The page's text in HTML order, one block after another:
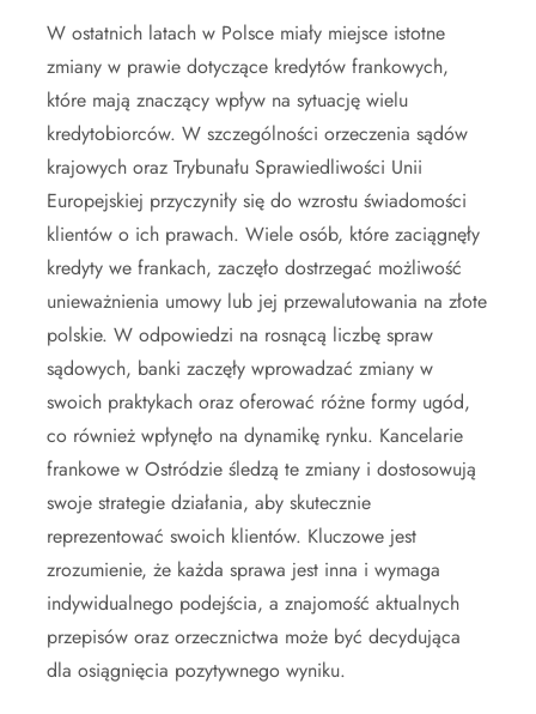
W ostatnich latach w Polsce miały miejsce istotne
zmiany w prawie dotyczące kredytów frankowych,
które mają znaczący wpływ na sytuację wielu
kredytobiorców. W szczególności orzeczenia sądów
krajowych oraz Trybunału Sprawiedliwości Unii
Europejskiej przyczyniły się do wzrostu świadomości
klientów o ich prawach. Wiele osób, które zaciągnęły
kredyty we frankach, zaczęło dostrzegać możliwość
unieważnienia umowy lub jej przewalutowania na złote
polskie. W odpowiedzi na rosnącą liczbę spraw
sądowych, banki zaczęły wprowadzać zmiany w
swoich praktykach oraz oferować różne formy ugód,
co również wpłynęło na dynamikę rynku. Kancelarie
frankowe w Ostródzie śledzą te zmiany i dostosowują
swoje strategie działania, aby skutecznie
reprezentować swoich klientów. Kluczowe jest
zrozumienie, że każda sprawa jest inna i wymaga
indywidualnego podejścia, a znajomość aktualnych
przepisów oraz orzecznictwa może być decydująca
dla osiągnięcia pozytywnego wyniku.